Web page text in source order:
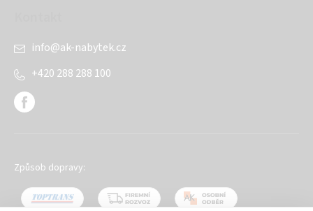
info@ak-nabytek.cz
+420 288 288 100
Způsob dopravy: